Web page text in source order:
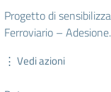
Progetto di
Ferroviario – Adesione.
⋮ Vedi azioni